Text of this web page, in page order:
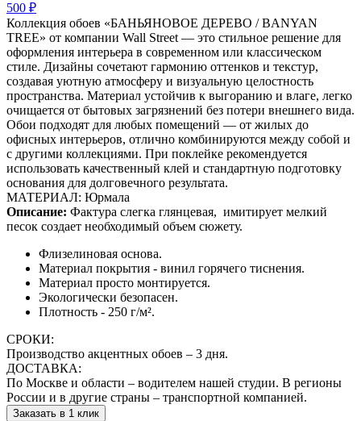
500 ₽
Коллекция обоев «БАНЬЯНОВОЕ ДЕРЕВО / BANYAN
TREE» от компании Wall Street — это стильное решение для
оформления интерьера в современном или классическом
стиле. Дизайны сочетают гармонию оттенков и текстур,
создавая уютную атмосферу и визуальную целостность
пространства. Материал устойчив к выгоранию и влаге, легко
очищается от бытовых загрязнений без потери внешнего вида.
Обои подходят для любых помещений — от жилых до
офисных интерьеров, отлично комбинируются между собой и
с другими коллекциями. При поклейке рекомендуется
использовать качественный клей и стандартную подготовку
основания для долговечного результата.
МАТЕРИАЛ: Юрмала
Описание: Фактура слегка глянцевая, имитирует мелкий
песок создает необходимый объем сюжету.
Флизелиновая основа.
Материал покрытия - винил горячего тиснения.
Материал просто монтируется.
Экологически безопасен.
Плотность - 250 г/м².
СРОКИ:
Производство акцентных обоев – 3 дня.
ДОСТАВКА:
По Москве и области – водителем нашей студии. В регионы
России и в другие страны – транспортной компанией.
Заказать в 1 клик